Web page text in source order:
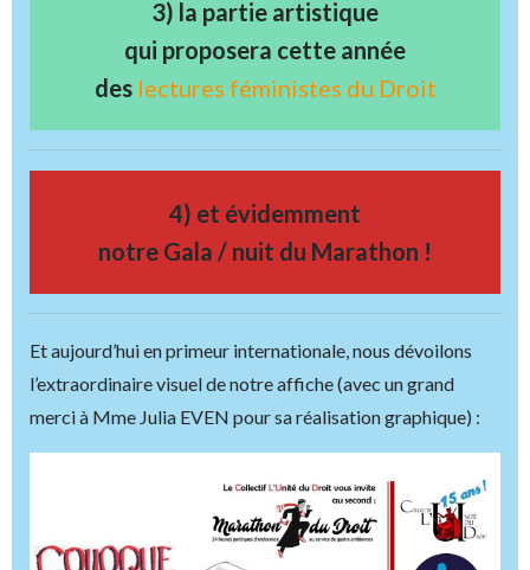
3) la partie artistique
qui proposera cette année
des lectures féministes du Droit
4) et évidemment
notre Gala / nuit du Marathon !
Et aujourd’hui en primeur internationale, nous dévoilons
l’extraordinaire visuel de notre affiche (avec un grand
merci à Mme Julia EVEN pour sa réalisation graphique) :